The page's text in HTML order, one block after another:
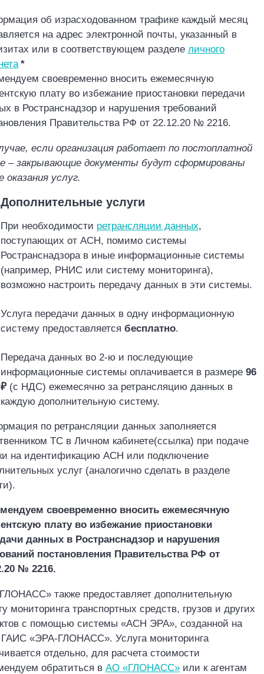
об израсходованном трафике каждый месяц
на адрес электронной почты, указанный в
или в соответствующем разделе личного
*
своевременно вносить ежемесячную
плату во избежание приостановки передачи
в Ространснадзори нарушения требований
Правительства РФ от 22.12.20 № 2216.
если организация работает по постоплатной
– закрывающие документы будут сформированы
оказания услуг.
Дополнительные услуги
При необходимости ретрансляции данных,
поступающих от АСН, помимо системы
Ространснадзорав иные информационные системы
(например, РНИС или систему мониторинга),
возможно настроить передачу данных в эти системы.
Услуга передачи данных в одну информационную
систему предоставляется бесплатно.
Передача данных во 2-ю и последующие
информационные системы оплачивается в размере 96
₽(с НДС) ежемесячно за ретрансляцию данных в
каждую дополнительную систему.
по ретрансляции данных заполняется
ТС в Личном кабинете(ссылка) при подаче
на идентификацию АСН или подключение
услуг (аналогично сделать в разделе
своевременно вносить ежемесячную
плату во избежание приостановки
данных в Ространснадзори нарушения
постановления Правительства РФ от
№ 2216.
также предоставляет дополнительную
мониторинга транспортных средств, грузов и других
с помощью системы «АСН ЭРА», созданной на
ГАИС «ЭРА‑ГЛОНАСС». Услуга мониторинга
отдельно, для расчета стоимости
обратиться в АО «‎ГЛОНАСС»или к агентам